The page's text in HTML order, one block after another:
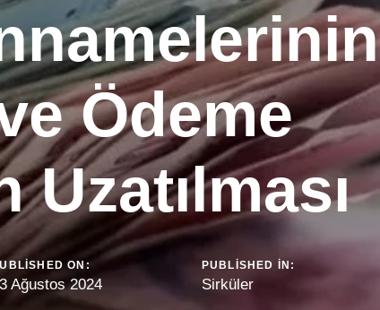
Ödeme
ON:
Ağustos 2024
PUBLISHED IN:
Sirküler